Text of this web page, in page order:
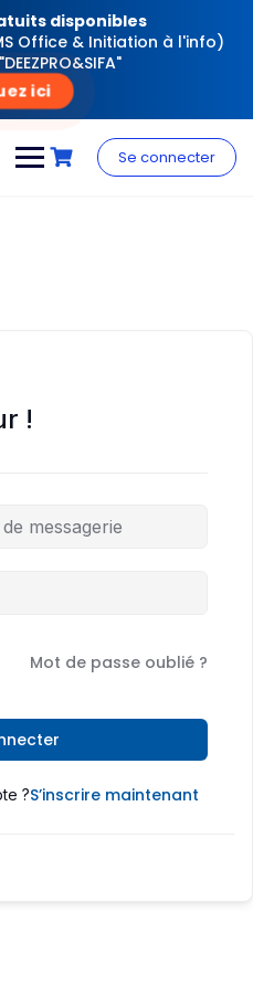
disponibles
Office & Initiation à l'info)
ici
Se connecter
!
Mot de passe oublié ?
?S’inscrire maintenant